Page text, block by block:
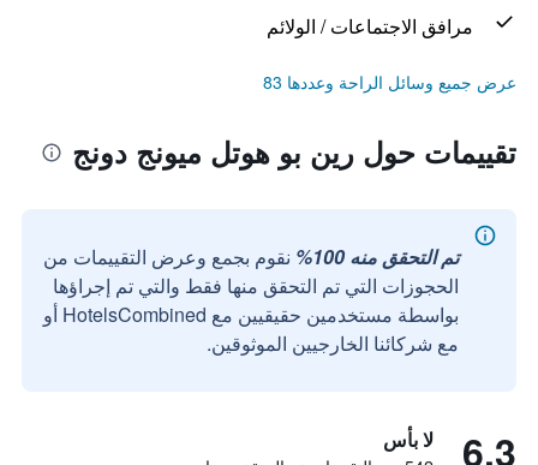
مرافق الاجتماعات / الولائم
عرض جميع وسائل الراحة وعددها 83
تقييمات حول رين بو هوتل ميونج دونج
تم التحقق منه 100%
نقوم بجمع وعرض التقييمات من
الحجوزات التي تم التحقق منها فقط والتي تم إجراؤها
بواسطة مستخدمين حقيقيين مع HotelsCombined أو
مع شركائنا الخارجيين الموثوقين.
6.3 لا بأس